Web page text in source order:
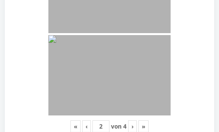
« ‹ von 4 › »